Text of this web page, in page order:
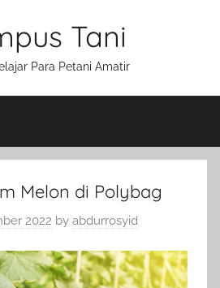
Tani
Para Petani Amatir
Melon di Polybag
2022 by abdurrosyid